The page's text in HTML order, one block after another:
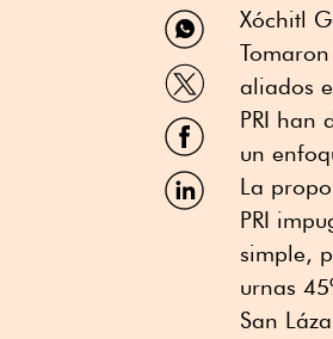
Compartir
por
WhatsApp
Compartir
por
Twitter
Compartir
por
Facebook
Compartir
por
Xóchitl
aliados
PRI han
un
La
PRI
simple,
urnas
San